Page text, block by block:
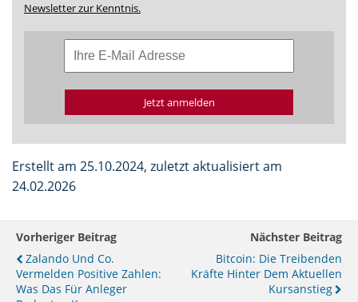
Newsletter zur Kenntnis.
Jetzt anmelden
Erstellt am 25.10.2024, zuletzt aktualisiert am
24.02.2026
Vorheriger Beitrag
Zalando Und Co.
Vermelden Positive Zahlen:
Was Das Für Anleger
Nächster Beitrag
Bitcoin: Die Treibenden
Kräfte Hinter Dem Aktuellen
Kursanstieg